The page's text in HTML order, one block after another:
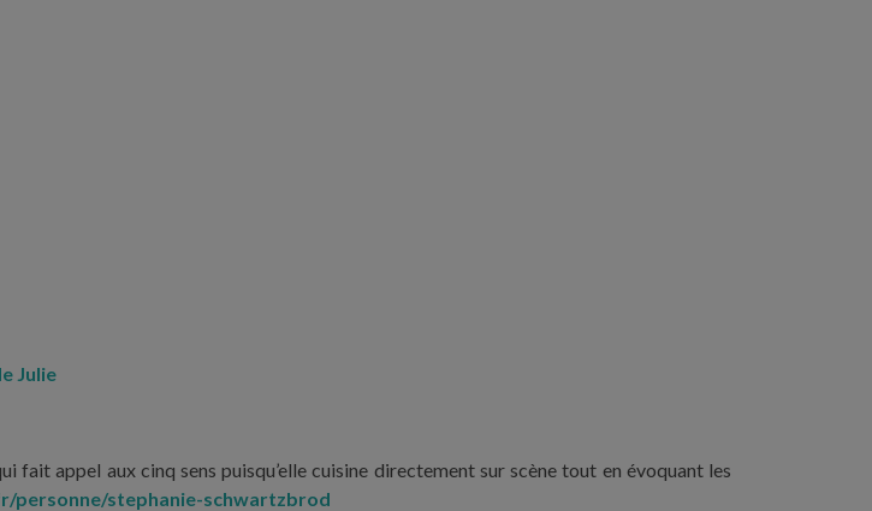
Julie
fait appel aux cinq sens puisqu’elle cuisine directement sur scène tout en évoquant les
personne/stephanie-schwartzbrod